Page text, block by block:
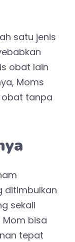
satu jenis
obat lain
Moms
tanpa
ditimbulkan
sekali
Mom bisa
tepat